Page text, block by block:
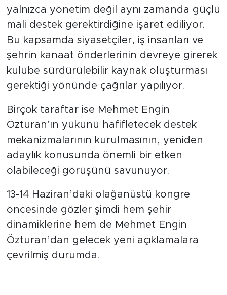
yalnızca yönetim değil aynı zamanda güçlü
mali destek gerektirdiğine işaret ediliyor.
Bu kapsamda siyasetçiler, iş insanları ve
şehrin kanaat önderlerinin devreye girerek
kulübe sürdürülebilir kaynak oluşturması
gerektiği yönünde çağrılar yapılıyor.
Birçok taraftar ise Mehmet Engin
Özturan’ın yükünü hafifletecek destek
mekanizmalarının kurulmasının, yeniden
adaylık konusunda önemli bir etken
olabileceği görüşünü savunuyor.
13-14 Haziran’daki olağanüstü kongre
öncesinde gözler şimdi hem şehir
dinamiklerine hem de Mehmet Engin
Özturan’dan gelecek yeni açıklamalara
çevrilmiş durumda.